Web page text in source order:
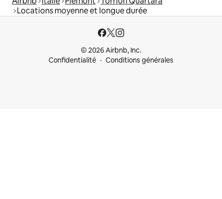
Locations moyenne et longue durée
© 2026 Airbnb, Inc.
Confidentialité
Conditions générales